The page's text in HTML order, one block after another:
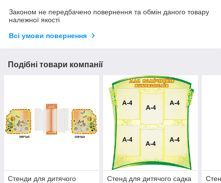
Законом не передбачено повернення та обмін даного товару
належної якості
Всі умови повернення
Подібні товари компанії
Cтенди для дитячого
Cтенд для дитячого садка